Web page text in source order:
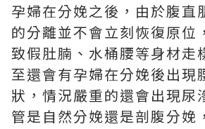
孕婦在分娩之後，由於腹直
的分離並不會立刻恢復原位
致假肚腩、水桶腰等身材走
至還會有孕婦在分娩後出現
狀，情況嚴重的還會出現尿
管是自然分娩還是剖腹分娩